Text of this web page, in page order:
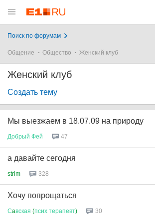
Поиск по форумам
Общение Общество Женский клуб
Женский клуб
Создать тему
Мы выезжаем в 18.07.09 на природу
Добрый Фей 47
а давайте сегодня
strim 328
Хочу попрощаться
Сaвская (псих терапевт) 30